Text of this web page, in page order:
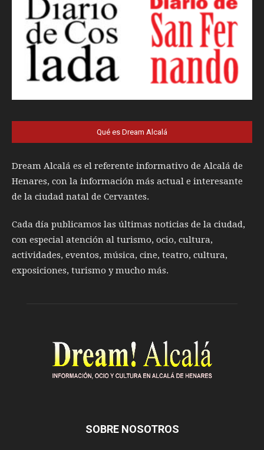
Qué es Dream Alcalá
Dream Alcalá es el referente informativo de Alcalá de
Henares, con la información más actual e interesante
de la ciudad natal de Cervantes.
Cada día publicamos las últimas noticias de la ciudad,
con especial atención al turismo, ocio, cultura,
actividades, eventos, música, cine, teatro, cultura,
exposiciones, turismo y mucho más.
SOBRE NOSOTROS